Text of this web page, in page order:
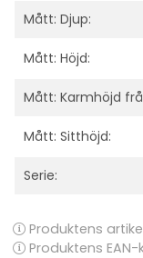
Mått: Djup:
Mått: Höjd:
Mått: Karmhöjd
Mått: Sitthöjd:
Serie:
Produktens
Produktens